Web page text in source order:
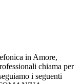
in Amore,
chiama per
i seguenti